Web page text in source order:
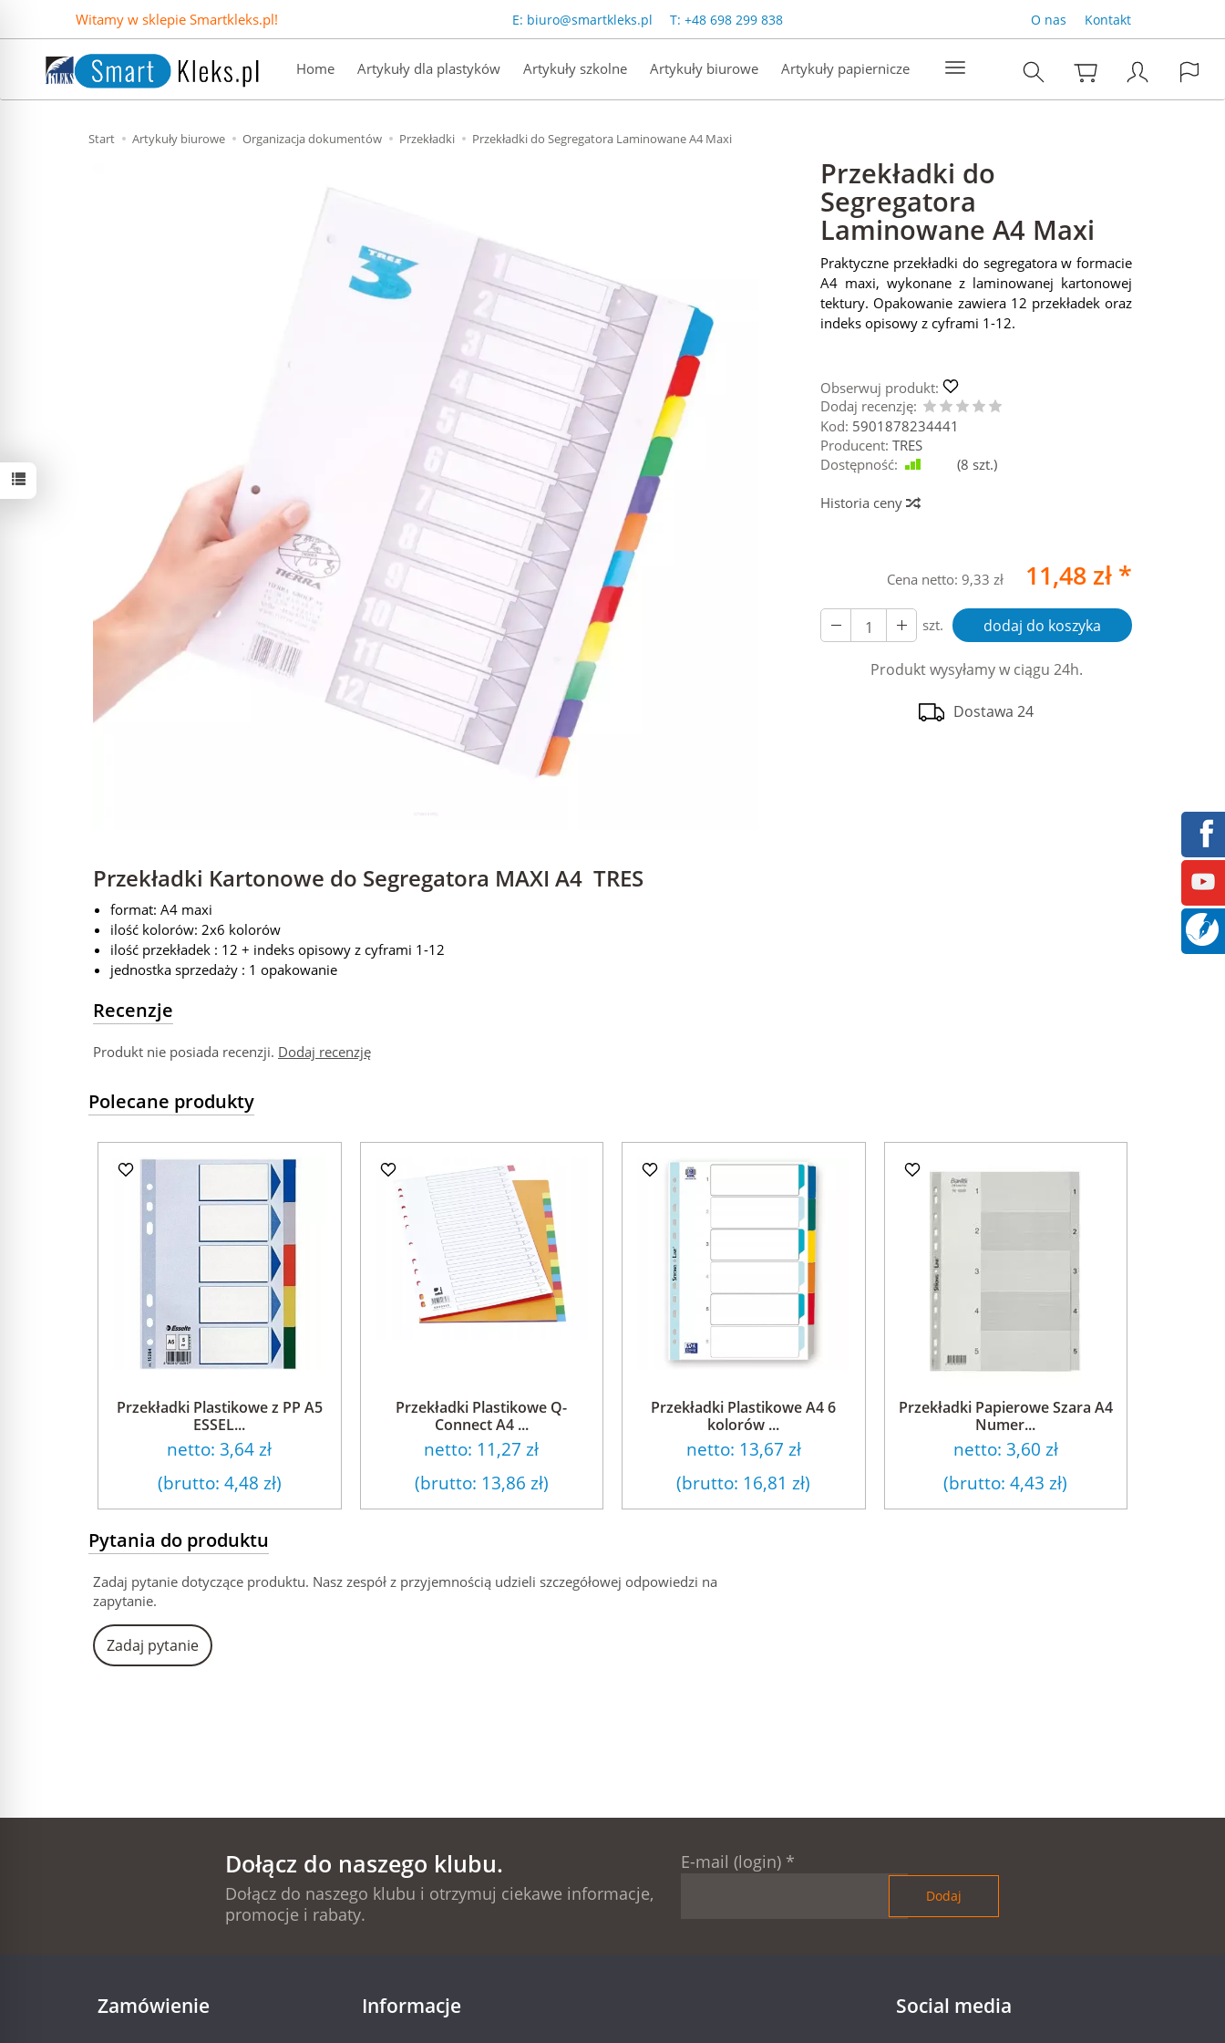
Witamy w sklepie Smartkleks.pl! E: biuro@smartkleks.pl T: +48 698 299 838 O nas Kontakt
Home Artykuły dla plastyków Artykuły szkolne Artykuły biurowe Artykuły papiernicze
Start Artykuły biurowe Organizacja dokumentów Przekładki Przekładki do Segregatora Laminowane A4 Maxi
Przekładki do
Segregatora
Laminowane A4 Maxi
Praktyczne przekładki do segregatora w formacie
A4 maxi, wykonane z laminowanej kartonowej
tektury. Opakowanie zawiera 12 przekładek oraz
indeks opisowy z cyframi 1-12.
Obserwuj produkt:
Dodaj recenzję:
Kod: 5901878234441
Producent: TRES
Dostępność:
(8 szt.)
Historia ceny
Cena netto: 9,33 zł 11,48 zł *
szt. dodaj do koszyka
Produkt wysyłamy w ciągu 24h.
Dostawa 24
Przekładki Kartonowe do Segregatora MAXI A4 TRES
format: A4 maxi
ilość kolorów: 2x6 kolorów
ilość przekładek : 12 + indeks opisowy z cyframi 1-12
jednostka sprzedaży : 1 opakowanie
Recenzje
Produkt nie posiada recenzji. Dodaj recenzję
Polecane produkty
Przekładki Plastikowe z PP A5
ESSEL...
netto:3,64 zł
(brutto: 4,48 zł)
Przekładki Plastikowe Q-
Connect A4 ...
netto: 11,27 zł
(brutto: 13,86 zł)
Przekładki Plastikowe A4 6
kolorów ...
netto: 13,67 zł
(brutto: 16,81 zł)
Przekładki Papierowe Szara A4
Numer...
netto: 3,60 zł
(brutto:4,43 zł)
Pytania do produktu
Zadaj pytanie dotyczące produktu. Nasz zespół z przyjemnością udzieli szczegółowej odpowiedzi na
zapytanie.
Zadaj pytanie
Dołącz do naszego klubu.
Dołącz do naszego klubu i otrzymuj ciekawe informacje,
promocje i rabaty.
E-mail (login) *
Zamówienie Informacje Social media